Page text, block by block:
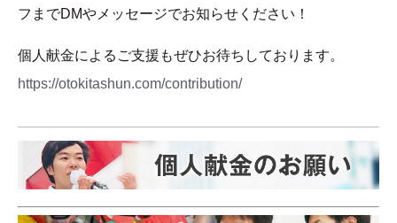
フまでDMやメッセージでお知らせください！
個人献金によるご支援もぜひお待ちしております。
https://otokitashun.com/contribution/